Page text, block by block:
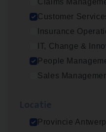
Claims
Customer
Insurance
IT, Change &
People
Sales
Provincie
People Management,
Antwerpen
Cus­to­mer Care
Antwerpen